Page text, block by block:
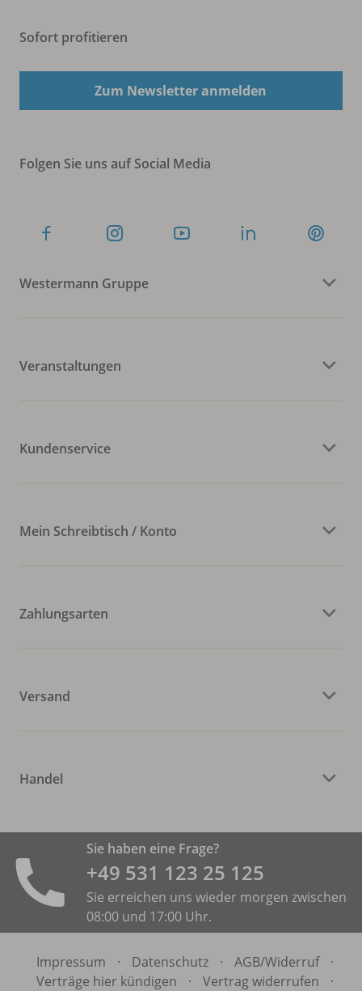
Sofort profitieren
Zum Newsletter anmelden
Folgen Sie uns auf Social Media
Westermann Gruppe
Veranstaltungen
Kundenservice
Mein Schreibtisch / Konto
Zahlungsarten
Versand
Handel
Sie haben eine Frage?
+49 531 ­123 25 125
Sie erreichen uns wieder morgen zwischen
08:00 und 17:00 Uhr.
Impressum · Datenschutz · AGB/Widerruf
·
Verträge hier kündigen
· Vertrag widerrufen ·